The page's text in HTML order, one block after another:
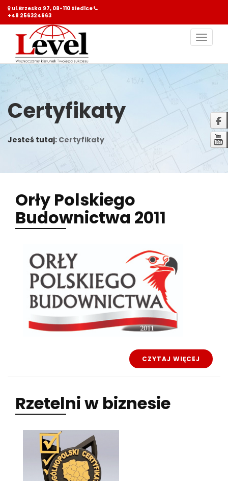
ul.Brzeska 97, 08-110 Siedlce
+48 256324663
Certyfikaty
Jesteś tutaj: Certyfikaty
Orły Polskiego
Budownictwa 2011
CZYTAJ WIĘCEJ
Rzetelniw biznesie